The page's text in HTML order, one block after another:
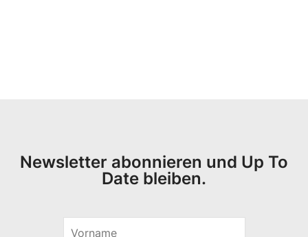
Newsletter abonnieren und Up To
Date bleiben.